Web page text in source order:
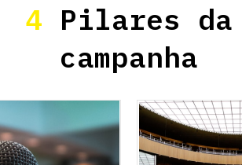
4 Pilares da
campanha